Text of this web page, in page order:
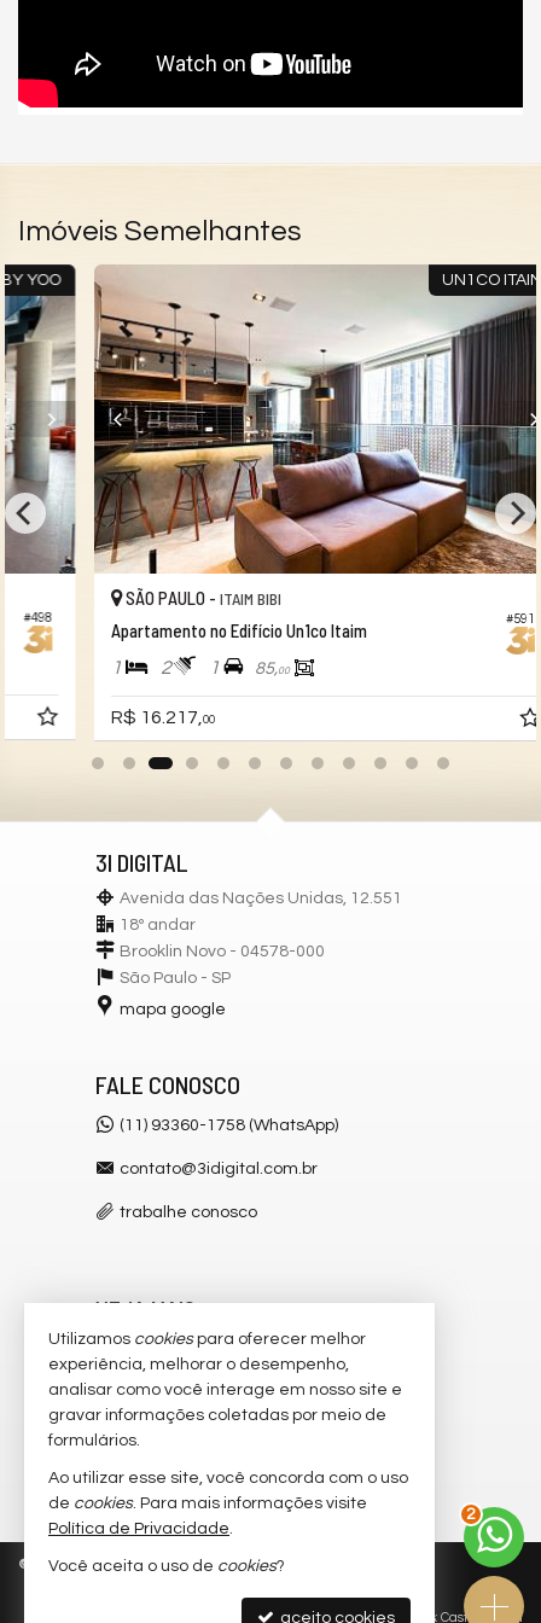
Imóveis Semelhantes
UN1CO ITAIM
SÃO PAULO -ITAIM BIBI
Apartamento no Edifício Un1co Itaim
2 1 85, 00
R$ 16.217, 00
3I DIGITAL
Avenida das Nações Unidas, 12.551
18º andar
Brooklin Novo - 04578-000
São Paulo - SP
mapa google
FALE CONOSCO
(11) 93360-1758 (WhatsApp)
contato@3idigital.com.br
trabalhe conosco
VEJA MAIS
receba nosso newsletter
cadastre seu imóvel
imóveis favoritos
mapa de imóveis
© 2026 CRECI/SP 32.445-J Política de Privacidade
Site para imobiliárias: Castel Digital
2
Utilizamos cookiespara oferecer melhor
experiência, melhorar o desempenho,
analisar como você interage em nosso site e
gravar informações coletadas por meio de
formulários.
Ao utilizar esse site, você concorda com o uso
de cookies. Para mais informações visite
Política de Privacidade.
Você aceita o uso de cookies?
aceito cookies